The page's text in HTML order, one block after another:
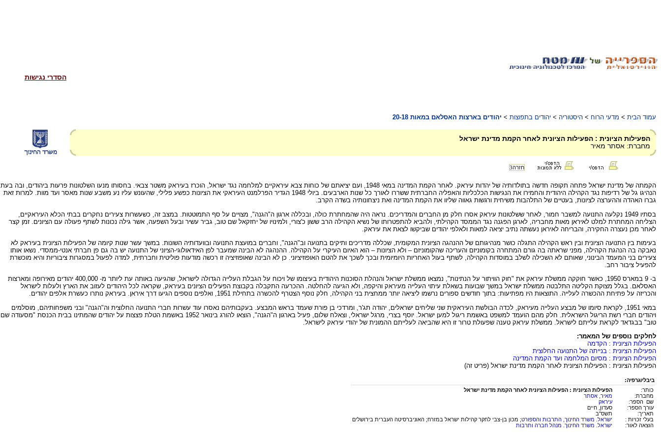
הסדרי נגישות
עמוד הבית > מדעי הרוח > היסטוריה > יהודים בתפוצות > יהודים בארצות האסלאם במאות 20-18
הפעילות הציונית : הפעילות הציונית לאחר הקמת מדינת ישראל
מחברת: אסתר מאיר
חזרה3
הקמתה של מדינת ישראל פתחה תקופה חדשה בתולדותיה של יהדות עיראק. לאחר הקמת המדינה במאי 1948, ועם יציאתם של כוחות צבא עיראקיים למלחמה נגד ישראל, הוכרז בעיראק משטר צבאי. בחסותו מנעו השלטונות פרעות ביהודים, ובה בעת
הנהיגו גל של רדיפות נגד הקהילה היהודית והחמירו את הנגישות הכלכליות והאפליה החברתית ששררו לאורך כל שנות הארבעים. ביולי 1948 הגדיר הפרלמנט העיראקי את הציונות כפשע פלילי, שהעונש עליו נע משבע שנות מאסר ועד מוות. למרות זאת
גברו האהדה וההערצה לציונות, בעטיים של התלהבות משיחית ורגשות גאווה שליוו את הקמת המדינה ואת ניצחונותיה בשדה הקרב.
בסתיו 1949 נקלעה התנועה למשבר חמור, לאחר ששלטונות עיראק אסרו חלק מן החברים והמדריכים. נראה היה שהמחתרת כולה, ובכללה ארגון ה"הגנה", מצויים על סף התמוטטות. במצב זה, כשעשרות צעירים נחקרים בבתי הכלא העיראקיים,
הצליחה המחתרת למלט לאיראן מאות מחבריה, לארגן הפגנה נגד הממסד הקהילתי, ולהביא להתפטרותו של נשיא הקהילה הרב ששון כ'צורי, ולמינויו של יחזקאל שם טוב, גביר עשיר ובעל השפעה, אשר גילה נכונות לשתף פעולה עם הציונים. זמן קצר
לאחר מכן נעצרה החקירה, והבריחה לאיראן נעשתה נתיב יציאה למאות ולאלפי יהודים שביקשו לצאת את עיראק.
בעימות בין התנועה הציונית ובין ראש הקהילה התגלה כושר מנהיגותם של ההנהגה הציונית המקומית, שכללה מדריכים ותיקים בתנועה וב"הגנה", וחברים במועצת התנועה ובוועדותיה השונות. במשך עשר שנות קיומה של הפעילות הציונית בעיראק לא
נאבקה בה הנהגת הקהילה, מפני שראתה בה גורם המתחרה בקומוניזם והעריכה שהקומוניזם – ולא הציונות – הוא האיום העיקרי על הקהילה. ההנהגה לא הבינה שמעבר לפן האידאולוגי-הציוני של התנועה יש בה גם פן חברתי אנטי-ממסדי. נשאו אותו
צעירים בני המעמד הבינוני, שאותם לא השכילה לשלב במוסדות הקהילה, לשתף בעול האחריות היומיומית ובכך לשכך את להטם האופוזיציוני. כן לא הבינה שאופוזיציה זו רכשה מודעות פוליטית וחברתית, למדה לפעול במסגרות ציבוריות והיא מוכשרת
להפעיל ציבור רחב.
ב- 9 במארס 1950, כאשר חוקקה ממשלת עיראק את "חוק הוויתור על הנתינות", נמצאו ממשלת ישראל והנהלת הסוכנות היהודית בעיצומו של ויכוח על הגבלת העלייה הגדולה לישראל, שהגיעה באותה עת ליותר מ- 400,000 יהודים מאירופה ומארצות
האסלאם. בגלל מצוקת הקליטה התלבטה ממשלת ישראל במשך שבועות בשאלת עיתוי העלייה מעיראק והיקפה, ולא הגיעה להחלטה. ההכרעה התקבלה בקבוצת הפעילים הציונים בעיראק, שקראה לכל היהודים לעזוב את הארץ ולעלות לישראל
והכריזה על פתיחת ההכשרה לעלייה. התוצאות היו מפתיעות: בתוך חודשים ספורים נרשמו ליציאה יותר ממחצית בני הקהילה, חלק נוסף הצטרף להכשרה בתחילת 1951, ואלפים נוספים הגיעו דרך איראן. בעיראק נותרו כעשרת אלפים יהודים.
במאי 1951, לקראת סיומו של מבצע העלייה מעיראק, לכדה הבולשת העיראקית שני שליחים ישראלים, יהודה תג'ר, ומרדכי בן פורת שעמד בראש המבצע. בעקבותיהם נאסרו עוד עשרות חברי התנועה החלוצית וה"הגנה" ובני משפחותיהם, מוסלמים
ויהודים חברי רשת הריגול הישראלית. חלק מהם הועמד למשפט באשמת ריגול למען ישראל. יוסף בצרי, מרגל ישראלי, וצאלח שלום, פעיל בארגון ה"הגנה", הוצאו להורג בינואר 1952 באשמת הטלת פצצות על יהודים שהמתינו בבית הכנסת "מסעודה שם
טוב" בבגדאד לקראת עלייתם לישראל. ממשלת עיראק טענה שפעולת טרור זו היא שהביאה לעלייתם ההמונית של יהודי עיראק לישראל.
לחלקים נוספים של המאמר:
הפעילות הציונית : הקדמה
הפעילות הציונית : בנייתה של התנועה החלוצית
הפעילות הציונית : מסיום המלחמה ועד הקמת המדינה
הפעילות הציונית : הפעילות הציונית לאחר הקמת מדינת ישראל (פריט זה)
ביבליוגרפיה:
כותר:
הפעילות הציונית : הפעילות הציונית לאחר הקמת מדינת ישראל
מחברת:
מאיר, אסתר
שם הספר:
עיראק
עורך הספר:
סעדון, חיים
תאריך:
תשס"ב
בעלי זכויות :
ישראל. משרד החינוך, התרבות והספורט; מכון בן-צבי לחקר קהילות ישראל במזרח; האוניברסיטה העברית בירושלים
הוצאה לאור:
ישראל. משרד החינוך. מנהל חברה ותרבות